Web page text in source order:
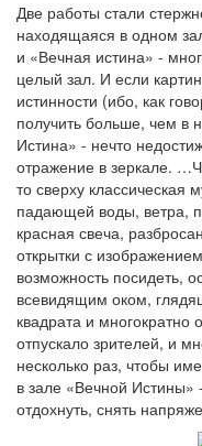
Две работы стали
находящаяся в одном
и «Вечная истина» -
целый зал. И если
истинности (ибо, как
получить больше, чем в
Истина» - нечто
отражение в зеркале.
то сверху классическая
падающей воды, ветра,
красная свеча,
открытки с
возможность посидеть,
всевидящим оком,
квадрата и многократно
отпускало зрителей, и
несколько раз, чтобы
в зале «Вечной Истины»
отдохнуть, снять